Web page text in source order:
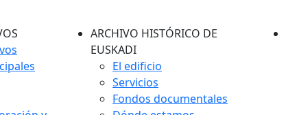
ARCHIVO HISTÓRICO DE
EUSKADI
El edificio
Servicios
Fondos documentales